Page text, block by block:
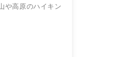
や高原のハイキン